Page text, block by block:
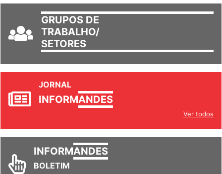
GRUPOS DE
TRABALHO/
SETORES
JORNAL
INFORMANDES
Ver todos
INFORMANDES
BOLETIM